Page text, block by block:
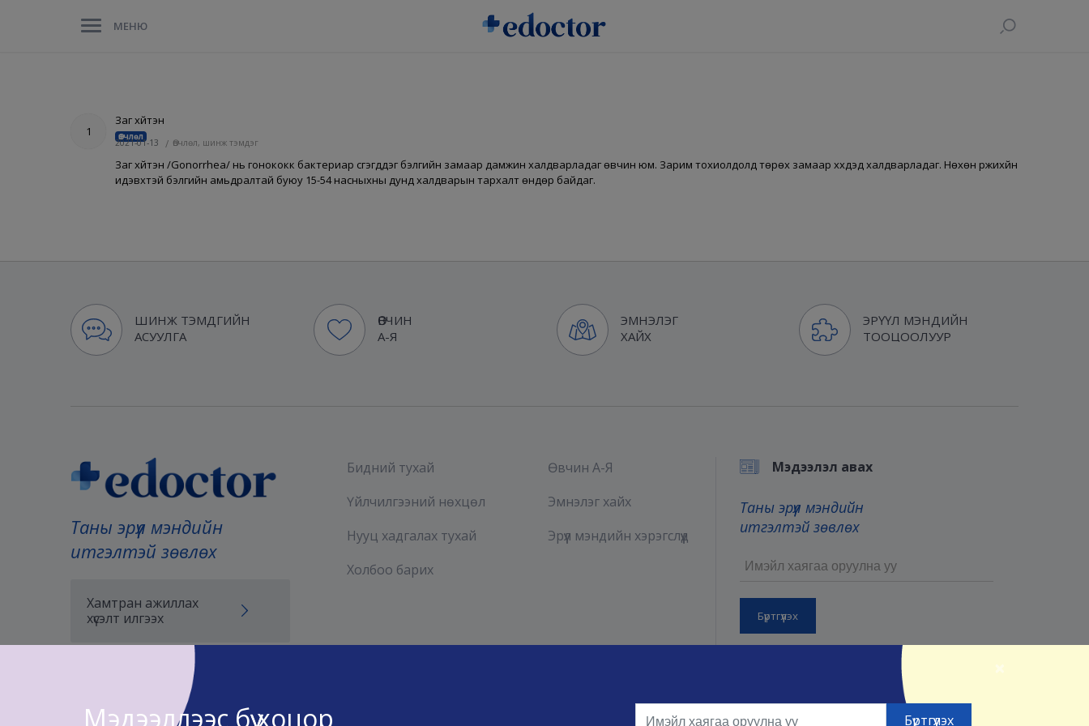
МЕНЮ
1
Заг хүйтэн
Өвчлөл
2021-01-13 / Өвчлөл, шинж тэмдэг
Заг хүйтэн /Gonorrhea/ нь гонококк бактериар үүсгэгддэг бэлгийн замаар дамжин халдварладаг өвчин юм. Зарим тохиолдолд төрөх замаар хүүхдэд халдварладаг. Нөхөн үржихүйн
идэвхтэй бэлгийн амьдралтай буюу 15-54 насныхны дунд халдварын тархалт өндөр байдаг.
Мэдээллээс бүү хоцор
ШИНЖ ТЭМДГИЙН
АСУУЛГА
ӨВЧИН
А-Я
ЭМНЭЛЭГ
ХАЙХ
ЭРҮҮЛ МЭНДИЙН
ТООЦООЛУУР
Таны эрүүл мэндийн
итгэлтэй зөвлөх
Хамтран ажиллах
хүсэлт илгээх
Бидний тухай
Үйлчилгээний нөхцөл
Нууц хадгалах тухай
Холбоо барих
Өвчин А-Я
Эмнэлэг хайх
Эрүүл мэндийн хэрэгслүүд
Мэдээлэл авах
Таны эрүүл мэндийн
итгэлтэй зөвлөх
Үйлчилгээний нөхцөл
зөвшөөрсөнд тооцно.